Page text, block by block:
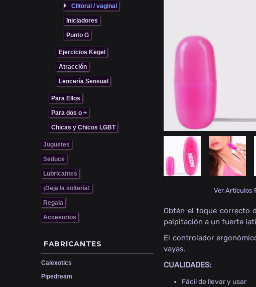
Clitoral / vaginal
Iniciadores
Punto G
Ejercicios Kegel
Atracción
Lencería Sensual
Para Ellos
Para dos o +
Chicas y Chicos LGBT
Juguetes
Seduce
Lubricantes
¡Deja la soltería!
Regala
Accesorios
FABRICANTES
Calexotics
Pipedream
Ver Artículos
Obtén el toque correcto
palpitación a un fuerte
El controlador
vayas.
CUALIDADES:
Fácil de llevar y usar